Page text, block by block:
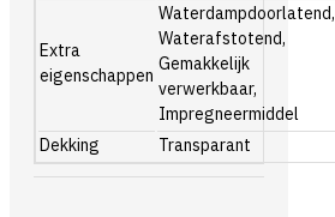
Extra
eigenschappen
Waterdampdoorlatend,
Waterafstotend,
Gemakkelijk
verwerkbaar,
Impregneermiddel
Dekking
Transparant